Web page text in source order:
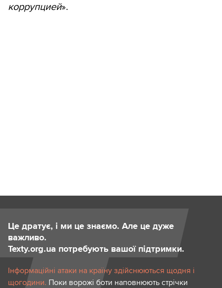
коррупцией».
Це дратує, і ми це знаємо. Але це дуже
важливо.
Texty.org.ua потребують вашої підтримки.
Інформаційні атаки на країну здійснюються щодня і
щогодини. Поки ворожі боти наповнюють стрічки